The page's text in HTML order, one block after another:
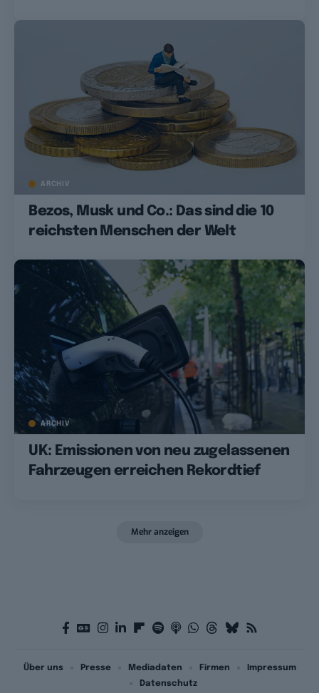
ARCHIV
Bezos, Musk und Co.: Das sind die 10
reichsten Menschen der Welt
ARCHIV
UK: Emissionen von neu zugelassenen
Fahrzeugen erreichen Rekordtief
Mehr anzeigen
Über uns Presse Mediadaten Firmen
Impressum
Datenschutz